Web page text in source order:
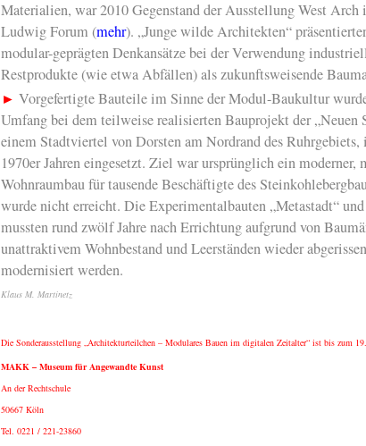
Materialien, war 2010 Gegenstand der Ausstellung West Arch
Ludwig Forum (mehr). „Junge wilde Architekten“
modular-geprägten Denkansätze bei der Verwendung
Restprodukte (wie etwa Abfällen) als zukunftsweisende
► Vorgefertigte Bauteile im Sinne der Modul-Baukultur
Umfang bei dem teilweise realisierten Bauprojekt der „Neuen
einem Stadtviertel von Dorsten am Nordrand des Ruhrgebiets,
1970er Jahren eingesetzt. Ziel war ursprünglich ein moderner,
Wohnraumbau für tausende Beschäftigte des
wurde nicht erreicht. Die Experimentalbauten „Metastadt“
mussten rund zwölf Jahre nach Errichtung aufgrund von
unattraktivem Wohnbestand und Leerständen wieder
modernisiert werden.
Klaus M. Martinetz
Die Sonderausstellung „Architekturteilchen – Modulares Bauen im digitalen Zeitalter“ ist bis zum
MAKK – Museum für Angewandte Kunst
An der Rechtschule
50667 Köln
Tel. 0221 / 221-23860